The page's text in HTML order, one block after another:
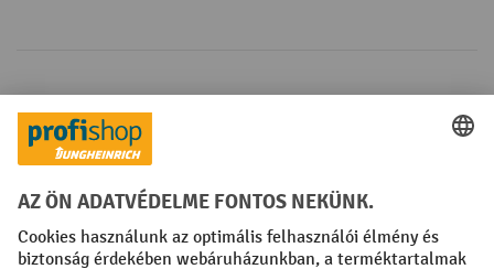
Fizetési lehetőségek
Creditcard (Master)Creditcard (Visa)
Előrefizetés